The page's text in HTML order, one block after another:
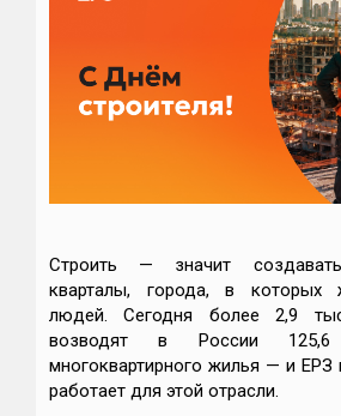
Строить — значит
кварталы, города, в которых
людей. Сегодня более 2,9
возводят в России
многоквартирного жилья — и ЕРЗ
работает для этой отрасли.